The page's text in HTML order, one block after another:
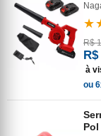
R$
à
ou
Pol